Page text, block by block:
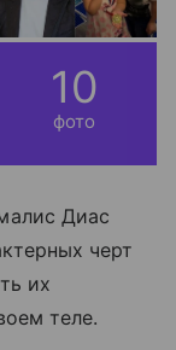
10
фото
Диас
черт
их
теле.